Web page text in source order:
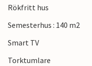
specialiteter.
Rökfritt hus
Semesterhus : 140 m2
Smart TV
Torktumlare